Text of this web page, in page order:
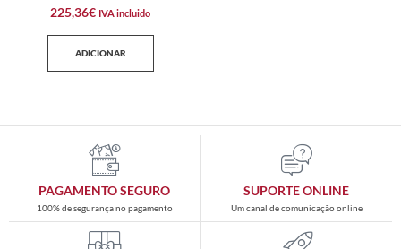
225,36€ IVA incluido
ADICIONAR
PAGAMENTO SEGURO
100% de segurança no pagamento
SUPORTE ONLINE
Um canal de comunicação online